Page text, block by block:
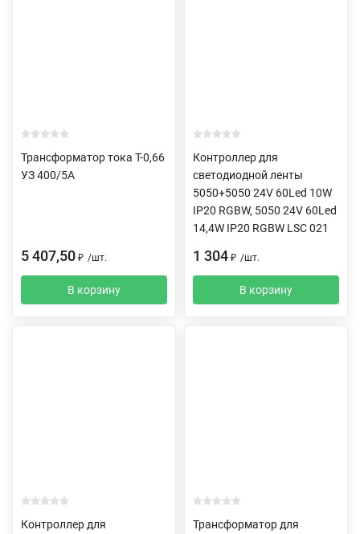
Трансформатор тока Т-0,66
УЗ 400/5А
5 407,50 ₽ /шт.
В корзину
Контроллер для
светодиодной ленты
5050+5050 24V 60Led 10W
IP20 RGBW, 5050 24V 60Led
14,4W IP20 RGBW LSC 021
1 304 ₽ /шт.
В корзину
Контроллер для
Трансформатор для